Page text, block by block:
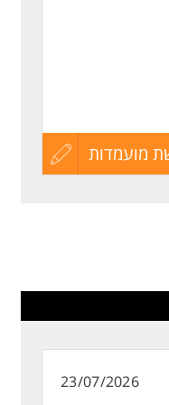
תהליכי
מועמדות
עדכון
שליחה
23/07/2026